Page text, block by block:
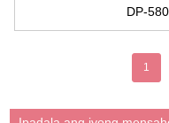
DP-
1